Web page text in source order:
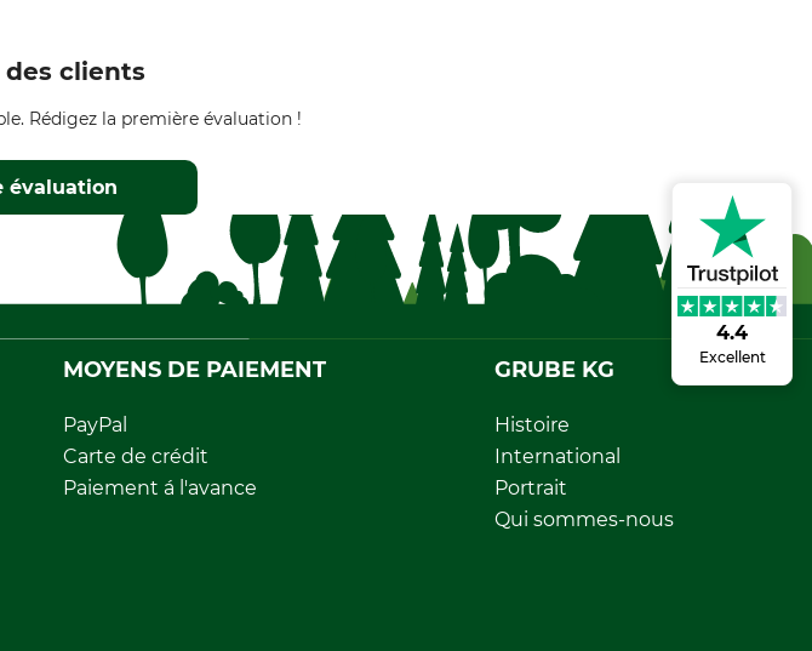
4.4
Excellent
des clients
Rédigez la première évaluation !
évaluation
MOYENS DE PAIEMENT
PayPal
Carte de crédit
Paiement á l'avance
GRUBE KG
Histoire
International
Portrait
Qui sommes-nous